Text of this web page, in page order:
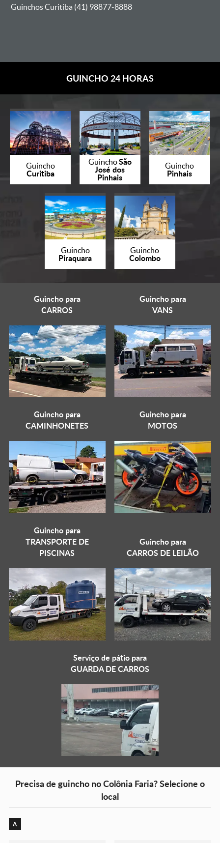
Guinchos Curitiba (41) 98877-8888
GUINCHO 24 HORAS
Guincho
Curitiba
GuinchoSão
José dos
Pinhais
Guincho
Pinhais
Guincho
Piraquara
Guincho
Colombo
Guincho para
CARROS
Guincho para
VANS
Guincho para
CAMINHONETES
Guincho para
MOTOS
Guincho para
TRANSPORTE DE
PISCINAS
Guincho para
CARROS DE LEILÃO
Serviço de pátio para
GUARDA DE CARROS
Precisa de guincho no Colônia Faria? Selecione o
local
A